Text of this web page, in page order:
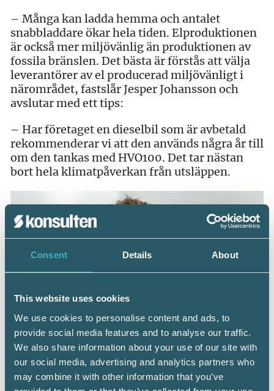
Consent Details About
This website uses cookies
We use cookies to personalise content and ads, to
provide social media features and to analyse our traffic.
We also share information about your use of our site with
our social media, advertising and analytics partners who
may combine it with other information that you’ve
– Många kan ladda hemma och antalet
snabbladdare ökar hela tiden. Elproduktionen
är också mer miljövänlig än produktionen av
fossila bränslen. Det bästa är förstås att välja
leverantörer av el producerad miljövänligt i
närområdet, fastslår Jesper Johansson och
avslutar med ett tips:
– Har företaget en dieselbil som är avbetald
rekommenderar vi att den används några år till
om den tankas med HVO100. Det tar nästan
bort hela klimatpåverkan från utsläppen.
Det mest hållbara valet är att vara fossiloberoende. Både
vad gäller företagets ekonomi och miljöpåverkan